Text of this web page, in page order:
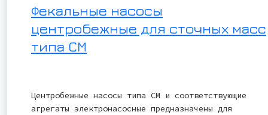
Фекальные насосы
центробежные для сточных масс
типа СМ
Центробежные насосы типа СМ и соответствующие
агрегаты электронасосные предназначены для